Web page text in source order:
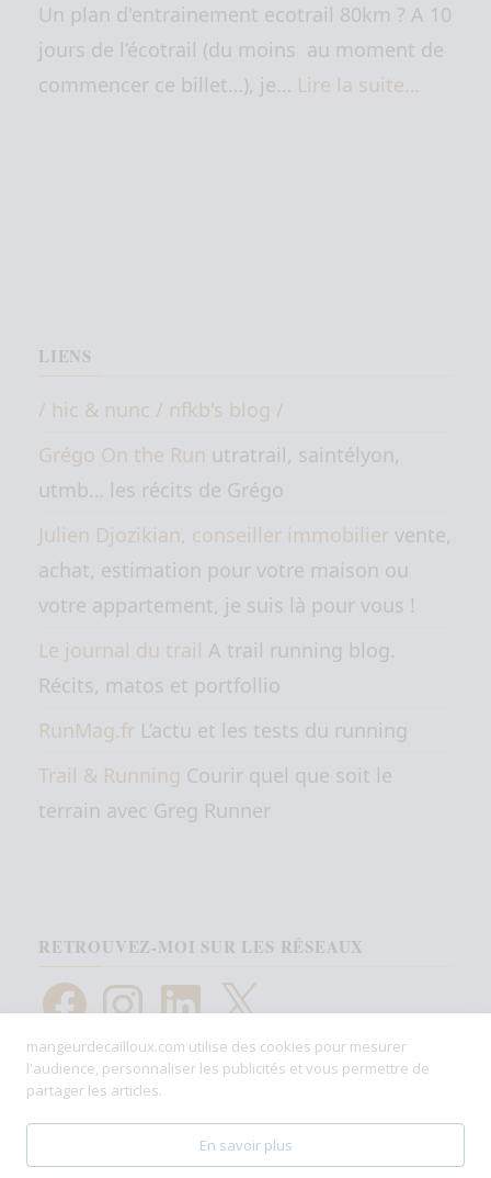
Un plan d'entrainement ecotrail 80km ? A 10
jours de l’écotrail (du moins au moment de
commencer ce billet…), je… Lire la suite…
LIENS
/ hic & nunc / nfkb's blog /
Grégo On the Run utratrail, saintélyon,
utmb… les récits de Grégo
Julien Djozikian, conseiller immobilier vente,
achat, estimation pour votre maison ou
votre appartement, je suis là pour vous !
Le journal du trail A trail running blog.
Récits, matos et portfollio
RunMag.fr L’actu et les tests du running
Trail & Running Courir quel que soit le
terrain avec Greg Runner
RETROUVEZ-MOI SUR LES RÉSEAUX
FacebookInstagramLinkedIn
X
Fièrement propulsé parWordPress
mangeurdecailloux.com utilise des cookies pour mesurer
l'audience, personnaliser les publicités et vous permettre de
partager les articles.
En savoir plus